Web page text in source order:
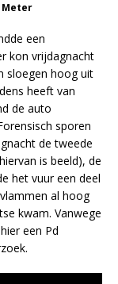
Meter
een
kon vrijdagnacht
sloegen hoog uit
heeft van
de auto
sporen
de tweede
is beeld), de
het vuur een deel
al hoog
kwam. Vanwege
een Pd